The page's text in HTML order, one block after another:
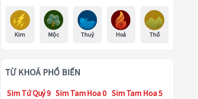
Kim Mộc Thuỷ Hoả Thổ
TỪ KHOÁ PHỔ BIẾN
Sim Tứ Quý 9 Sim Tam Hoa 0 Sim Tam Hoa 5